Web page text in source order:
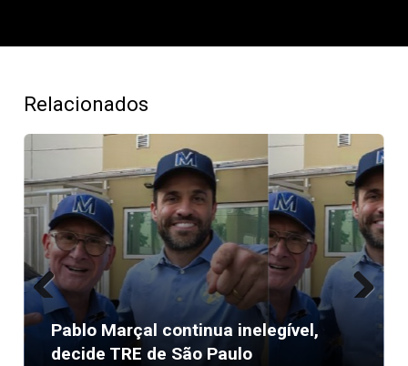
Relacionados
Pablo Marçal continua inelegível,
decide TRE de São Paulo
Previous